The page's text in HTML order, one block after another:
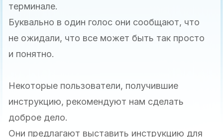
терминале.
Буквально в один голос они сообщают, что
не ожидали, что все может быть так просто
и понятно.
Некоторые пользователи, получившие
инструкцию, рекомендуют нам сделать
доброе дело.
Они предлагают выставить инструкцию для